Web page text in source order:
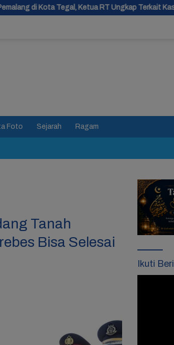
RT Ungkap Terkait Kasus Bupati Anom
Foto Sejarah Ragam
Tanah
Bisa Selesai
Ikuti